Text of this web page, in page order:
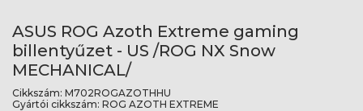
ASUS ROG Azoth Extreme gaming
billentyűzet - US /ROG NX Snow
MECHANICAL/
Cikkszám: M702ROGAZOTHHU
Gyártói cikkszám: ROG AZOTH EXTREME